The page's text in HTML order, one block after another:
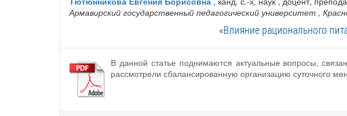
Армавирский государственный педагогический университет ,
«Влияние рационального
В данной статье поднимаются актуальные вопросы,
рассмотрели сбалансированную организацию суточного